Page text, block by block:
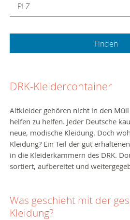
PLZ
DRK-Kleidercontainer
Altkleider gehören nicht in den
helfen zu helfen. Jeder Deutsche
neue, modische Kleidung. Doch
Kleidung? Ein Teil der gut
in die Kleiderkammern des DRK.
sortiert, aufbereitet und
Was geschieht mit der
Kleidung?